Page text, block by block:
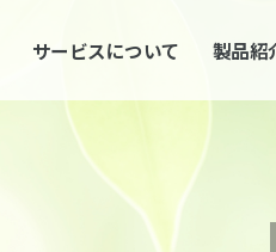
サービスについて 製品紹